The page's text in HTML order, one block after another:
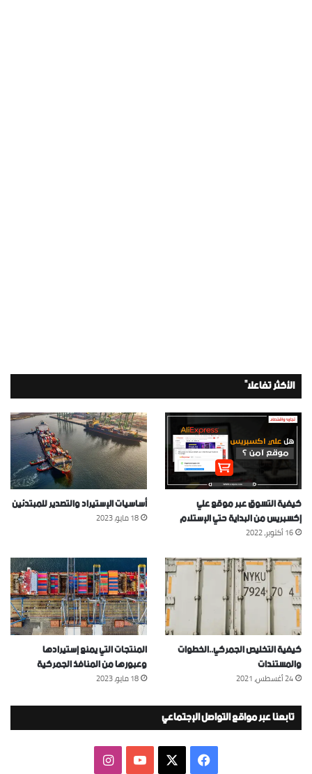
الأكثر تفاعلاً
كيفية التسوق عبر موقع علي
إكسبريس من البداية حتي الإستلام
16 أكتوبر، 2022
أساسيات الإستيراد والتصدير للمبتدئين
18 مايو، 2023
كيفية التخليص الجمركي..الخطوات
والمستندات
24 أغسطس، 2021
المنتجات التي يمنع إستيرادها
وعبورها من المنافذ الجمركية
18 مايو، 2023
تابعنا عبر مواقع التواصل الإجتماعي
فيسبوك ‫YouTubeانستقرام